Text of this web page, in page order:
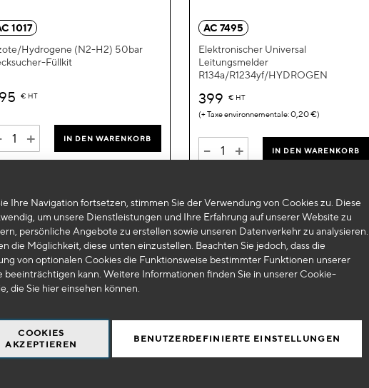
Ihre Navigation fortsetzen, stimmen Sie der Verwendung von Cookies zu. Diese
um unsere Dienstleistungen und Ihre Erfahrung auf unserer Website zu
persönliche Angebote zu erstellen sowie unseren Datenverkehr zu analysieren.
die Möglichkeit, diese unten einzustellen. Beachten Sie jedoch, dass die
von optionalen Cookies die Funktionsweise bestimmter Funktionen unserer
beeinträchtigen kann. Weitere Informationen finden Sie in unserer Cookie-
die Sie hiereinsehen können.
COOKIES
AKZEPTIEREN
BENUTZERDEFINIERTE EINSTELLUNGEN
1017
Hydrogene (N2-H2) 50bar
Füllkit
€ HT
+ IN DEN WARENKORB
hinzufügen
AC 7495
Elektronischer Universal
Leitungsmelder
R134a/R1234yf/HYDROGEN
399 € HT
0,20 €
- + IN DEN WARENKORB